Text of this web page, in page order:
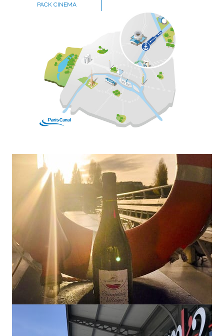
PACK CINEMA